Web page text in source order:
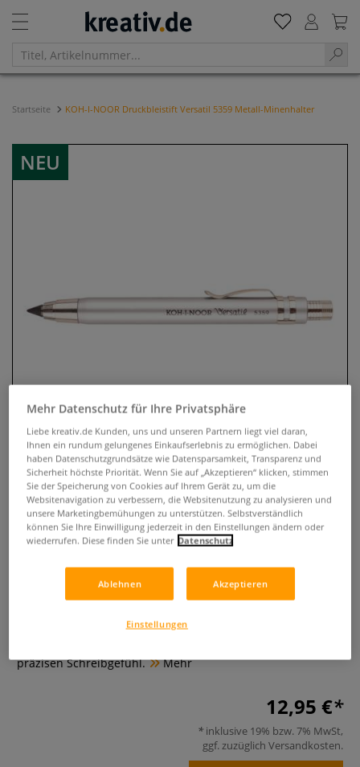
Startseite KOH-I-NOOR Druckbleistift Versatil 5359 Metall-Minenhalter
NEU
KOH-I-NOOR Druckbleistift
Versatil 5359 Metall-Minenhalter
0 Bewertungen
Der kompakte KOH-I-NOOR Druckbleistift Metall-
präzisen Schreibgefühl.
Mehr
12,95 €
inklusive 19% bzw. 7% MwSt,
ggf. zuzüglich Versandkosten.
Mehr Datenschutz für Ihre Privatsphäre
Liebe kreativ.de Kunden, uns und unseren Partnern liegt viel daran,
Ihnen ein rundum gelungenes Einkaufserlebnis zu ermöglichen. Dabei
haben Datenschutzgrundsätze wie Datensparsamkeit, Transparenz und
Sicherheit höchste Priorität. Wenn Sie auf „Akzeptieren“ klicken, stimmen
Sie der Speicherung von Cookies auf Ihrem Gerät zu, um die
Websitenavigation zu verbessern, die Websitenutzung zu analysieren und
unsere Marketingbemühungen zu unterstützen. Selbstverständlich
können Sie Ihre Einwilligung jederzeit in den Einstellungen ändern oder
wiederrufen. Diese finden Sie unter Datenschutz
Ablehnen Akzeptieren
Einstellungen